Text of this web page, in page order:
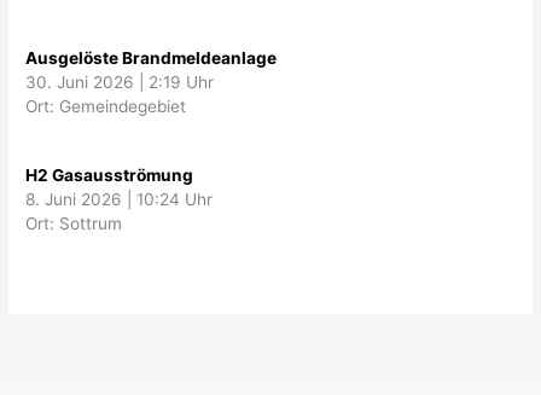
Ausgelöste Brandmeldeanlage
30. Juni 2026
2:19 Uhr
Ort: Gemeindegebiet
H2 Gasausströmung
8. Juni 2026
10:24 Uhr
Ort: Sottrum